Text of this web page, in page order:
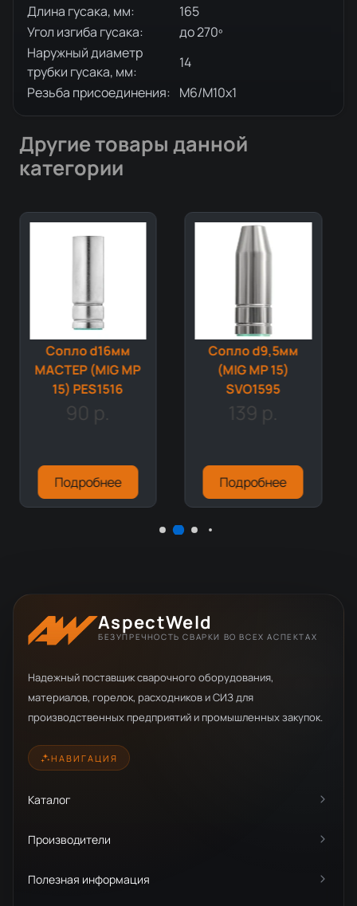
Длина гусака, мм:
165
Угол изгиба гусака:
до 270º
Наружный диаметр
трубки гусака, мм:
14
Резьба присоединения: М6/М10х1
Другие товары данной
категории
Сопло d16мм
МАСТЕР (MIG MP
15) PES1516
90 р.
Подробнее
Сопло d9,5мм
(MIG MP 15)
SVO1595
139 р.
Подробнее
AspectWeld
БЕЗУПРЕЧНОСТЬ СВАРКИ ВО ВСЕХ АСПЕКТАХ
Надежный поставщик сварочного оборудования,
материалов, горелок, расходников и СИЗ для
производственных предприятий и промышленных закупок.
НАВИГАЦИЯ
Каталог
Производители
Полезная информация